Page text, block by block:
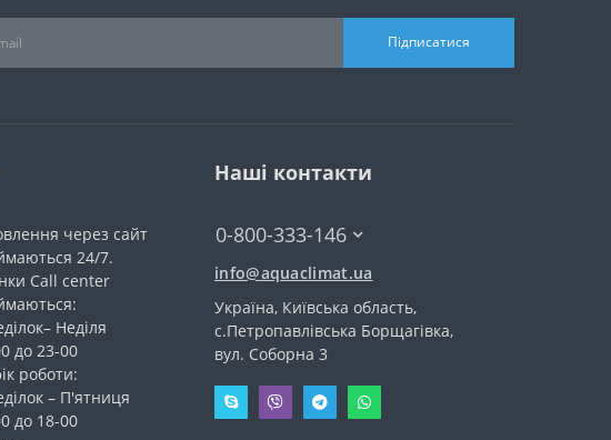
Підписатися
через сайт
24/7.
Call center
Неділя
до 23-00
роботи:
– П'ятниця
до 18-00
Наші контакти
0-800-333-146
info@aquaclimat.ua
Україна, Київська область,
с.Петропавлівська Борщагівка,
вул. Соборна 3